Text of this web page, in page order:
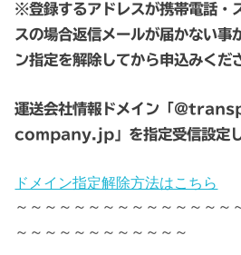
面その他の手段により通知し
第4条（規約の位置づけ）本
と運営者の間の本サービスへ
のとします。
第2章 サービス内容第5条（
サービスは、ホームページ上
者が予め準備した定型看板と
として掲載するサービスです
原則として年間を通じて毎日
※登録するアドレスが携帯電話・
スの場合返信メールが届かない事
ン指定を解除してから申込みくだ
運送会社情報ドメイン「
company.jp」を指定受信設定し
ドメイン指定解除方法はこちら
～～～～～～～～～～～～～～～
～～～～～～～～～～～～